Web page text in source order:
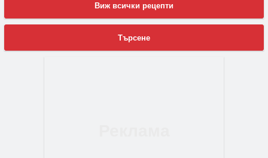
Виж всички рецепти
Търсене